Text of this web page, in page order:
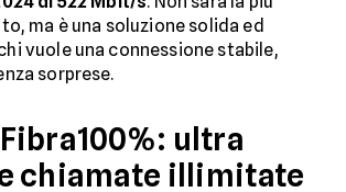
ma è una soluzione solida ed
vuole una connessione stabile,
sorprese.
ultra
chiamate illimitate